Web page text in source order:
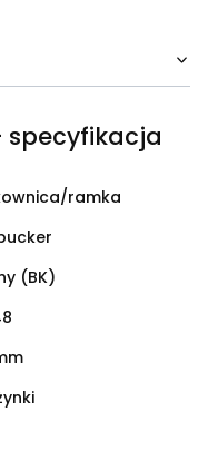
specyfikacja
ramka
(BK)